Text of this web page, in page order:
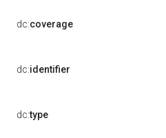
dc:coverage
dc:identifier
dc:type